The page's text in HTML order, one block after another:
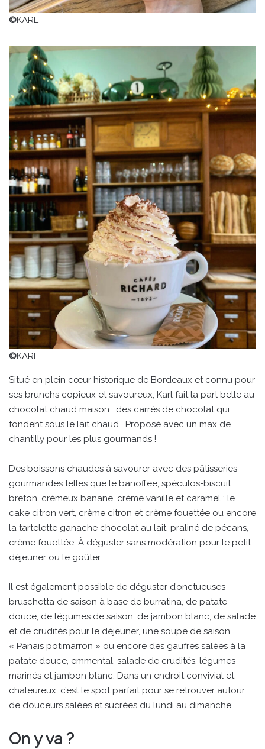
©KARL
©KARL
Situé en plein cœur historique de Bordeaux et connu pour
ses brunchs copieux et savoureux, Karl fait la part belle au
chocolat chaud maison : des carrés de chocolat qui
fondent sous le lait chaud… Proposé avec un max de
chantilly pour les plus gourmands !
Des boissons chaudes à savourer avec des pâtisseries
gourmandes telles que le banoffee, spéculos-biscuit
breton, crémeux banane, crème vanille et caramel ; le
cake citron vert, crème citron et crème fouettée ou encore
la tartelette ganache chocolat au lait, praliné de pécans,
crème fouettée. À déguster sans modération pour le petit-
déjeuner ou le goûter.
Il est également possible de déguster d’onctueuses
bruschetta de saison à base de burratina, de patate
douce, de légumes de saison, de jambon blanc, de salade
et de crudités pour le déjeuner, une soupe de saison
« Panais potimarron » ou encore des gaufres salées à la
patate douce, emmental, salade de crudités, légumes
marinés et jambon blanc. Dans un endroit convivial et
chaleureux, c’est le spot parfait pour se retrouver autour
de douceurs salées et sucrées du lundi au dimanche.
On y va ?